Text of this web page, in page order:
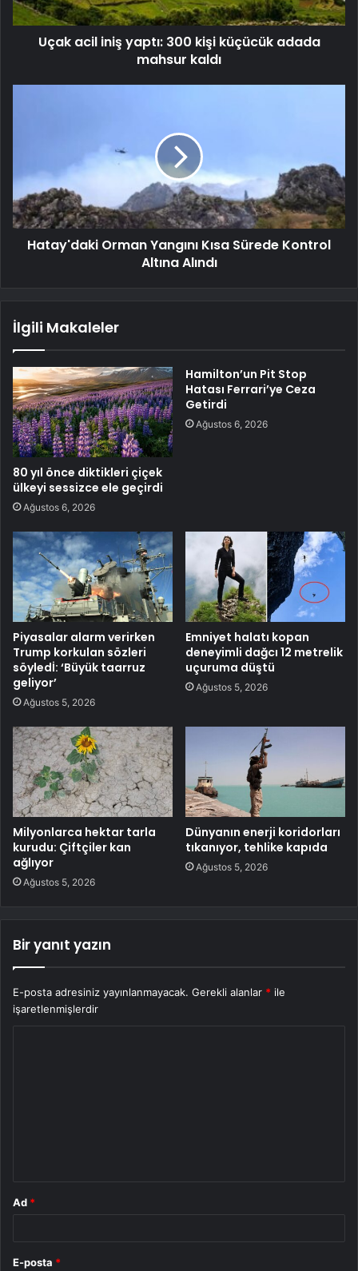
Uçak acil iniş yaptı: 300 kişi küçücük adada
mahsur kaldı
Hatay'daki Orman Yangını Kısa Sürede Kontrol
Altına Alındı
İlgili Makaleler
80 yıl önce diktikleri çiçek
ülkeyi sessizce ele geçirdi
Ağustos 6, 2026
Hamilton’un Pit Stop
Hatası Ferrari’ye Ceza
Getirdi
Ağustos 6, 2026
Piyasalar alarm verirken
Trump korkulan sözleri
söyledİ: ‘Büyük taarruz
geliyor’
Ağustos 5, 2026
Emniyet halatı kopan
deneyimli dağcı 12 metrelik
uçuruma düştü
Ağustos 5, 2026
Milyonlarca hektar tarla
kurudu: Çiftçiler kan
ağlıyor
Ağustos 5, 2026
Dünyanın enerji koridorları
tıkanıyor, tehlike kapıda
Ağustos 5, 2026
Bir yanıt yazın
E-posta adresiniz yayınlanmayacak. Gerekli alanlar * ile
işaretlenmişlerdir
Ad *
E-posta *